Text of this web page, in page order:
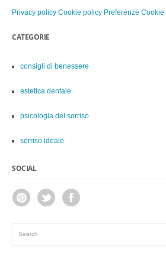
Privacy policy Cookie policy Preferenze Cookie
CATEGORIE
consigli di benessere
estetica dentale
psicologia del sorriso
sorriso ideale
SOCIAL